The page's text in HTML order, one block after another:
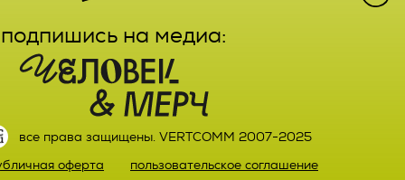
подпишись на медиа:
все права защищены. VERTCOMM 2007-2025
оферта
пользовательское соглашение
также